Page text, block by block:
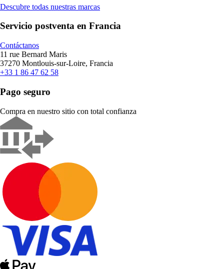
Descubre todas nuestras marcas
Servicio postventa en Francia
Contáctanos
11 rue Bernard Maris
37270 Montlouis-sur-Loire, Francia
+33 1 86 47 62 58
Pago seguro
Compra en nuestro sitio con total confianza